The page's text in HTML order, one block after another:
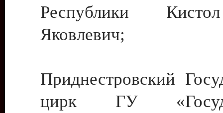
Республики
Яковлевич;
Приднестровский
цирк ГУ